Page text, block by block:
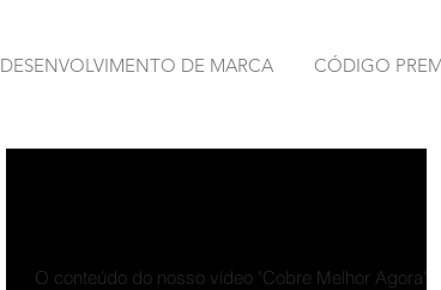
DESENVOLVIMENTO DE MARCA CÓDIGO
O conteúdo do nosso vídeo "Cobre Melhor Agora"